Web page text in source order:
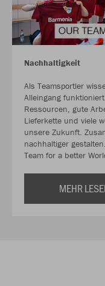
Nachhaltigkeit
Als Teamsportler
Alleingang
Ressourcen, gute
Lieferkette und viele
unsere Zukunft.
nachhaltiger
Team for a better
MEHR